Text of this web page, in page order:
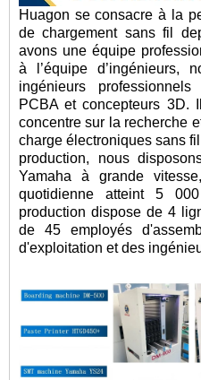
Huagon se consacre à la
de chargement sans fil
avons une équipe
à l’équipe d’ingénieurs,
ingénieurs
PCBA et concepteurs 3D.
concentre sur la recherche
charge électroniques sans
production, nous
Yamaha à grande
quotidienne atteint 5
production dispose de 4
de 45 employés
d'exploitation et des